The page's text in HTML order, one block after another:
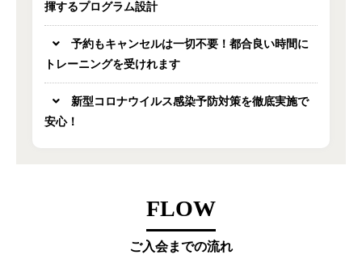
揮するプログラム設計
予約もキャンセルは一切不要！都合良い時間に
トレーニングを受けれます
新型コロナウイルス感染予防対策を徹底実施で
安心！
FLOW
ご入会までの流れ